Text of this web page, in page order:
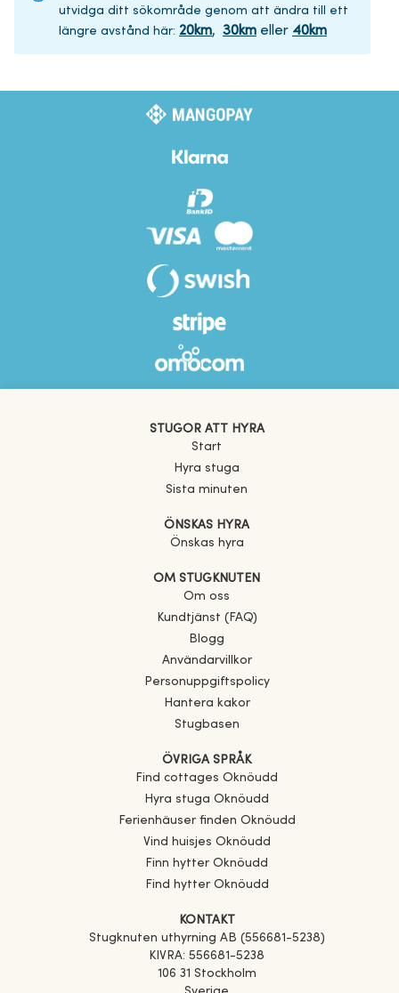
utvidga ditt sökområde genom att ändra till ett
längre avstånd här: 20km, 30km eller 40km
STUGOR ATT HYRA
Start
Hyra stuga
Sista minuten
ÖNSKAS HYRA
Önskas hyra
OM STUGKNUTEN
Om oss
Kundtjänst (FAQ)
Blogg
Användarvillkor
Personuppgiftspolicy
Hantera kakor
Stugbasen
ÖVRIGA SPRÅK
Find cottages Oknöudd
Hyra stuga Oknöudd
Ferienhäuser finden Oknöudd
Vind huisjes Oknöudd
Finn hytter Oknöudd
Find hytter Oknöudd
KONTAKT
Stugknuten uthyrning AB (556681-5238)
KIVRA: 556681-5238
106 31 Stockholm